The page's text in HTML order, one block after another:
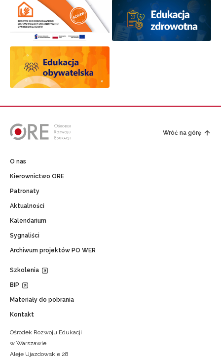
Wróć na górę
O nas
Kierownictwo ORE
Patronaty
Aktualności
Kalendarium
Sygnaliści
Archiwum projektów PO WER
Szkolenia
BIP
Materiały do pobrania
Kontakt
Ośrodek Rozwoju Edukacji
w Warszawie
Aleje Ujazdowskie 28